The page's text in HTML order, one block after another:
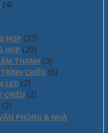
(4)
HỌP (22)
HỌP (29)
THANH (3)
CHIẾU (6)
LED (2)
CHIẾU (2)
(2)
PHÒNG & NHÀ